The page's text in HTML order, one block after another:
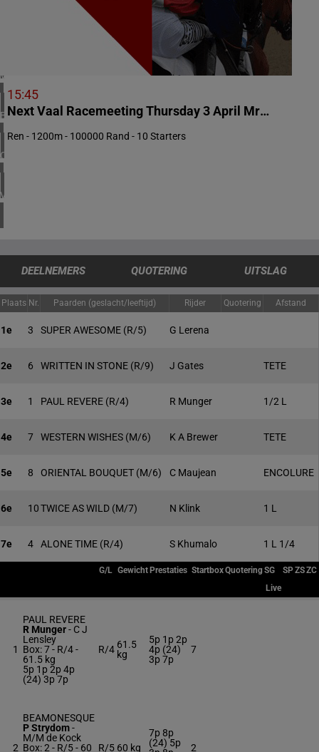
VERENIGD KONINKRIJK
3 meeting(s)
BELGIË
1 meeting(s)
CHILI
1 meeting(s)
VERENIGDE STATEN
4 meeting(s)
15:45
Next Vaal Racemeeting Thursday 3 April Mr 74 Handicap
Ren - 1200m - 100000 Rand - 10 Starters
DEELNEMERS QUOTERING UITSLAG
Plaats Nr. Paarden (geslacht/leeftijd) Rijder Quotering Afstand
1e 3 SUPER AWESOME (R/5) G Lerena
2e 6 WRITTEN IN STONE (R/9) J Gates TETE
3e 1 PAUL REVERE (R/4) R Munger 1/2 L
4e 7 WESTERN WISHES (M/6) K A Brewer TETE
5e 8 ORIENTAL BOUQUET (M/6) C Maujean ENCOLURE
6e 10TWICE AS WILD (M/7) N Klink 1 L
7e 4 ALONE TIME (R/4) S Khumalo 1 L 1/4
G/L Gewicht Prestaties StartboxQuoteringSG SPZSZC
Live
1
PAUL REVERE
R Munger- C J
Lensley
Box: 7 - R/4 -
61.5 kg
5p 1p 2p 4p
(24) 3p 7p
R/4 61.5
kg
5p 1p 2p
4p (24)
3p 7p
7
2
BEAMONESQUE
P Strydom-
M/M de Kock
Box: 2 - R/5 - 60
R/5 60 kg
7p 8p
(24) 5p
2